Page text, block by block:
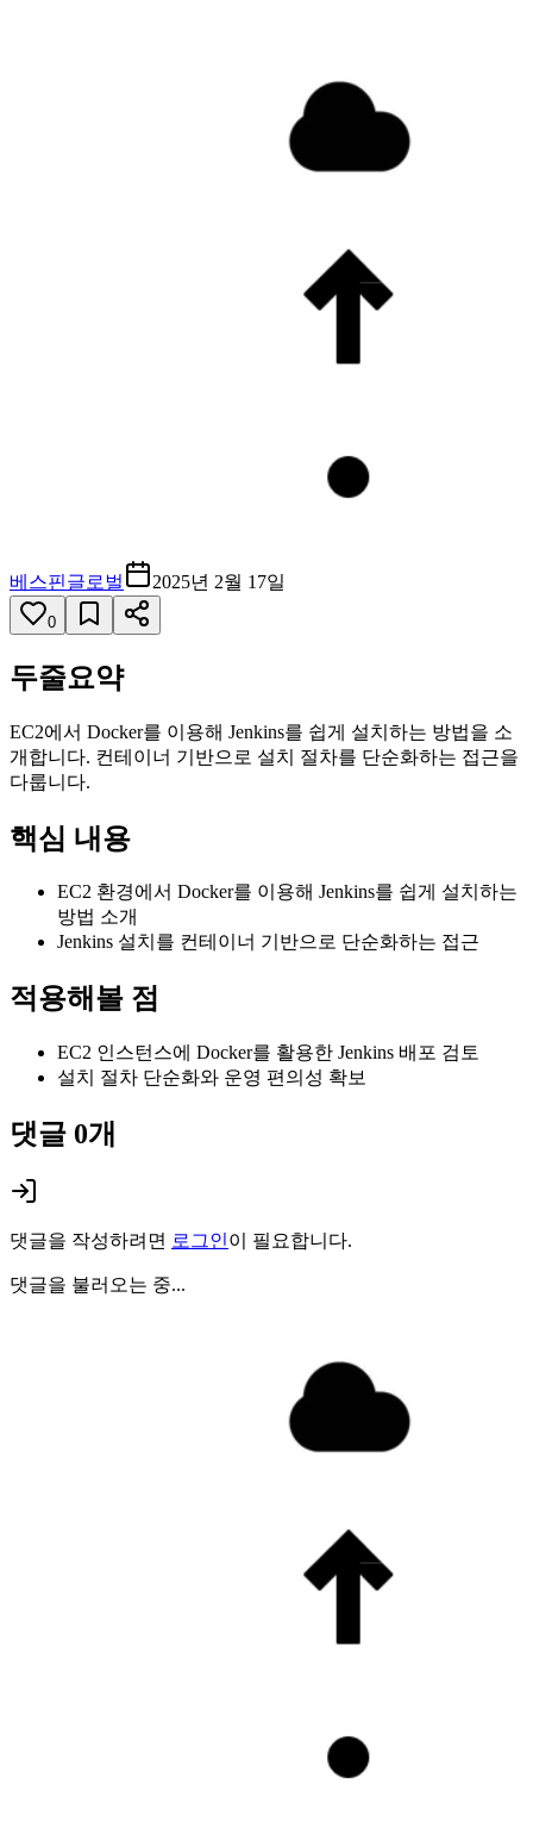
베스핀글로벌 2025년 2월 17일
0
두줄요약
EC2에서 Docker를 이용해 Jenkins를 쉽게 설치하는 방법을 소
개합니다. 컨테이너 기반으로 설치 절차를 단순화하는 접근을
다룹니다.
핵심 내용
EC2 환경에서 Docker를 이용해 Jenkins를 쉽게 설치하는
방법 소개
Jenkins 설치를 컨테이너 기반으로 단순화하는 접근
적용해볼 점
EC2 인스턴스에 Docker를 활용한 Jenkins 배포 검토
설치 절차 단순화와 운영 편의성 확보
댓글 0개
댓글을 작성하려면 로그인이 필요합니다.
댓글을 불러오는 중...